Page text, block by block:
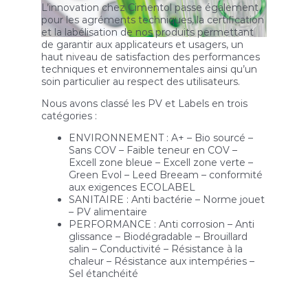
L’innovation chez Cimentol passe également
pour les agréments techniques, la certification
et la labélisation de nos produits permettant
de garantir aux applicateurs et usagers, un
haut niveau de satisfaction des performances
techniques et environnementales ainsi qu’un
soin particulier au respect des utilisateurs.
Nous avons classé les PV et Labels en trois
catégories :
ENVIRONNEMENT : A+ – Bio sourcé –
Sans COV – Faible teneur en COV –
Excell zone bleue – Excell zone verte –
Green Evol – Leed Breeam – conformité
aux exigences ECOLABEL
SANITAIRE : Anti bactérie – Norme jouet
– PV alimentaire
PERFORMANCE : Anti corrosion – Anti
glissance – Biodégradable – Brouillard
salin – Conductivité – Résistance à la
chaleur – Résistance aux intempéries –
Sel étanchéité